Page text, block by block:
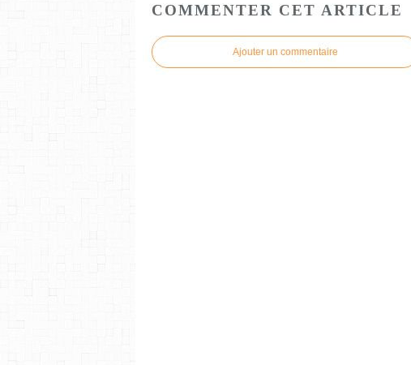
COMMENTER CET ARTICLE
Ajouter un commentaire